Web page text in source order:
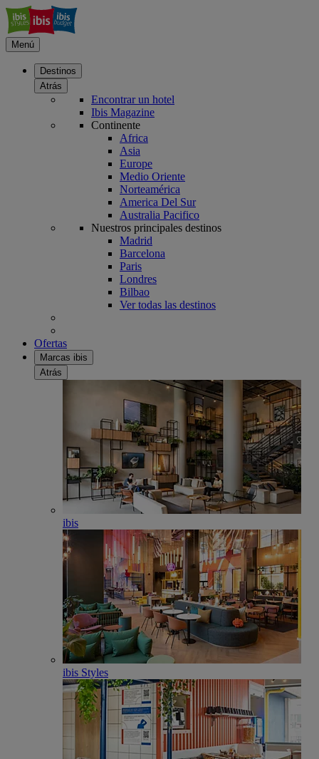
Menú
Destinos
Atrás
Encontrar un hotel
Ibis Magazine
Continente
Africa
Asia
Europe
Medio Oriente
Norteamérica
America Del Sur
Australia Pacifico
Nuestros principales destinos
Madrid
Barcelona
Paris
Londres
Bilbao
Ver todas las destinos
Ofertas
Marcas ibis
Atrás
ibis
ibis Styles